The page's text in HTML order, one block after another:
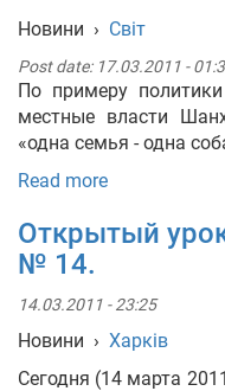
Новини › Світ
Post date: 17.03.2011 -
По примеру
местные власти
«одна семья - одна
Read more
Открытый
№ 14.
14.03.2011 - 23:25
Новини › Харків
Сегодня (14 марта